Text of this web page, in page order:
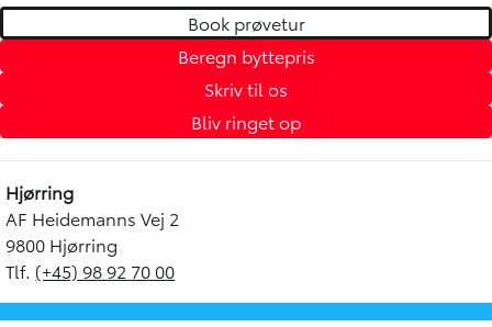
Book prøvetur
Beregn byttepris
Skriv til os
Bliv ringet op
Hjørring
AF Heidemanns Vej 2
9800 Hjørring
Tlf. (+45) 98 92 70 00